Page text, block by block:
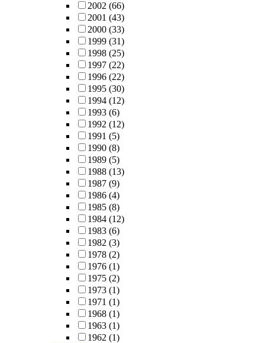
2002 (66)
2001 (43)
2000 (33)
1999 (31)
1998 (25)
1997 (22)
1996 (22)
1995 (30)
1994 (12)
1993 (6)
1992 (12)
1991 (5)
1990 (8)
1989 (5)
1988 (13)
1987 (9)
1986 (4)
1985 (8)
1984 (12)
1983 (6)
1982 (3)
1978 (2)
1976 (1)
1975 (2)
1973 (1)
1971 (1)
1968 (1)
1963 (1)
1962 (1)